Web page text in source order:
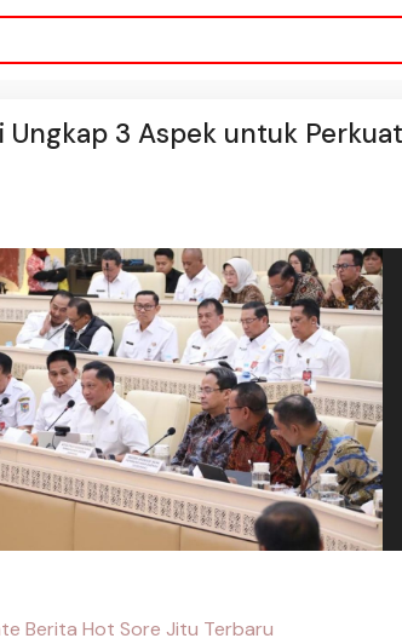
Ungkap 3 Aspek untuk
Berita Hot Sore Jitu Terbaru